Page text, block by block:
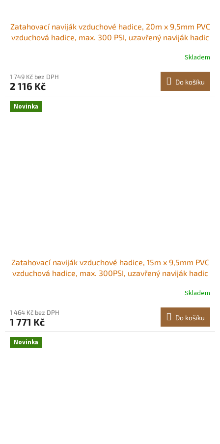
Zatahovací naviják vzduchové hadice, 20m x 9,5mm PVC
vzduchová hadice, max. 300 PSI, uzavřený naviják hadic
2m přívodem, otočný o 180° stropní/nástěnný držák pro
garáže a dílny Pohodlný přístup
Skladem
1 749 Kč bez DPH
2 116 Kč Do košíku
Novinka
Zatahovací naviják vzduchové hadice, 15m x 9,5mm PVC
vzduchová hadice, max. 300PSI, uzavřený naviják hadic
1m přívodem, otočný o 180° stropní/nástěnný držák pro
garáže a dílny Pohodlný přístup
Skladem
1 464 Kč bez DPH
1 771 Kč Do košíku
Novinka